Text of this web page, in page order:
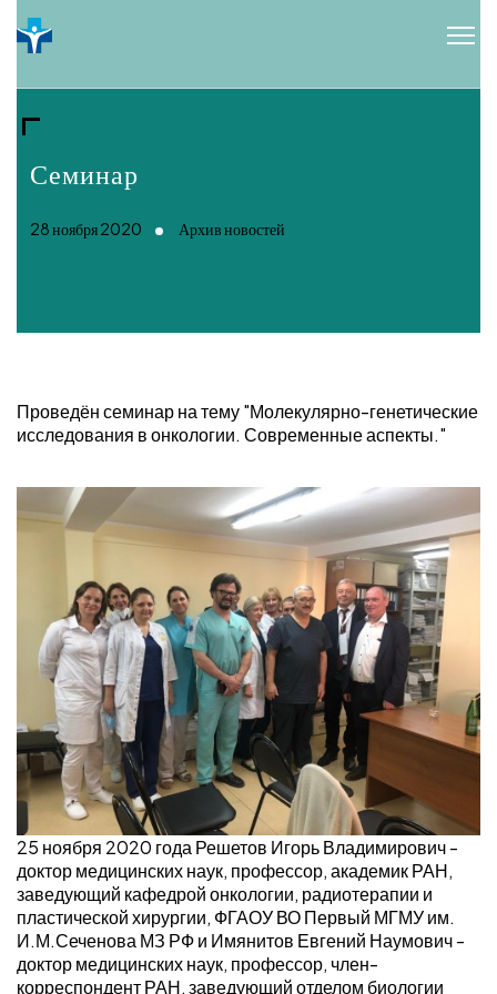
Семинар
28 ноября 2020 Архив новостей
Проведён семинар на тему "Молекулярно-генетические
исследования в онкологии. Современные аспекты."
25 ноября 2020 года Решетов Игорь Владимирович -
доктор медицинских наук, профессор, академик РАН,
заведующий кафедрой онкологии, радиотерапии и
пластической хирургии, ФГАОУ ВО Первый МГМУ им.
И.М.Сеченова МЗ РФ и Имянитов Евгений Наумович -
доктор медицинских наук, профессор, член-
корреспондент РАН, заведующий отделом биологии